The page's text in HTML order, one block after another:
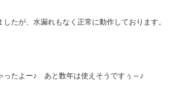
たが、水漏れもなく正常に動作しております。
ったよー♪ あと数年は使えそうですぅ～♪